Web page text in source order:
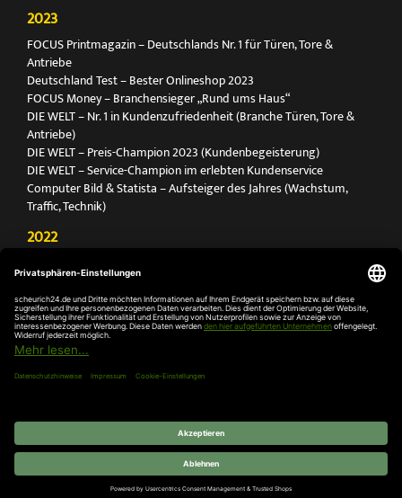
2023
FOCUS Printmagazin – Deutschlands Nr. 1 für Türen, Tore &
Antriebe
Deutschland Test – Bester Onlineshop 2023
FOCUS Money – Branchensieger „Rund ums Haus“
DIE WELT – Nr. 1 in Kundenzufriedenheit (Branche Türen, Tore &
Antriebe)
DIE WELT – Preis-Champion 2023 (Kundenbegeisterung)
DIE WELT – Service-Champion im erlebten Kundenservice
Computer Bild & Statista – Aufsteiger des Jahres (Wachstum,
Traffic, Technik)
2022
Antriebe
Deutschland Test – Bester Onlineshop 2022
FOCUS Money – Branchensieger „Rund ums Haus“
DIE WELT – Service-Champion im erlebten Kundenservice
DIE WELT – Branchengewinner Gold-Rang (Türen, Tore & Antriebe)
© 2026 SCHEURICH GmbH